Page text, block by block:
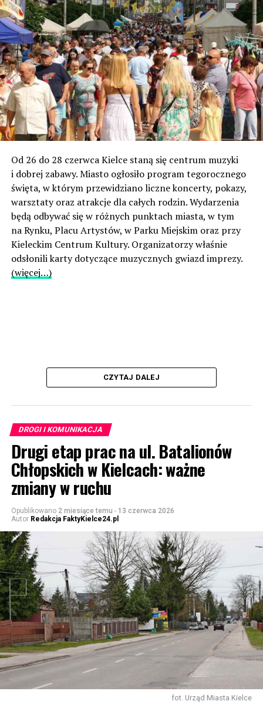
Od 26 do 28 czerwca Kielce staną się centrum muzyki
i dobrej zabawy. Miasto ogłosiło program tegorocznego
święta, w którym przewidziano liczne koncerty, pokazy,
warsztaty oraz atrakcje dla całych rodzin. Wydarzenia
będą odbywać się w różnych punktach miasta, w tym
na Rynku, Placu Artystów, w Parku Miejskim oraz przy
Kieleckim Centrum Kultury. Organizatorzy właśnie
odsłonili karty dotyczące muzycznych gwiazd imprezy.
(więcej…)
CZYTAJ DALEJ
DROGI I KOMUNIKACJA
Drugi etap prac na ul. Batalionów
Chłopskich w Kielcach: ważne
zmiany w ruchu
Opublikowano 2 miesiące temu - 13 czerwca 2026
Autor Redakcja FaktyKielce24.pl
fot. Urząd Miasta Kielce